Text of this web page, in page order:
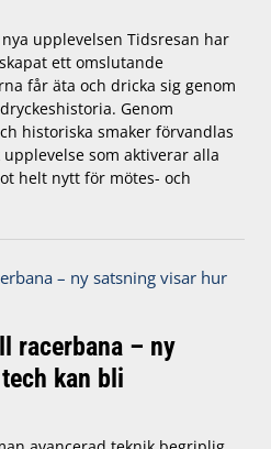
upplevelsen Tidsresan har
ett omslutande
får äta och dricka sig genom
Genom
historiska smaker förvandlas
som aktiverar alla
helt nytt för mötes- och
racerbana – ny
kan bli